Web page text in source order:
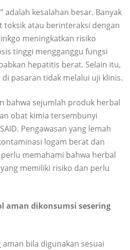
adalah kesalahan besar. Banyak
toksik atau berinteraksi dengan
meningkatkan risiko
tinggi mengganggu fungsi
hepatitis berat. Selain itu,
pasaran tidak melalui uji klinis.
bahwa sejumlah produk herbal
obat kimia tersembunyi
Pengawasan yang lemah
logam berat dan
memahami bahwa herbal
memiliki risiko dan perlu
aman dikonsumsi sesering
bila digunakan sesuai